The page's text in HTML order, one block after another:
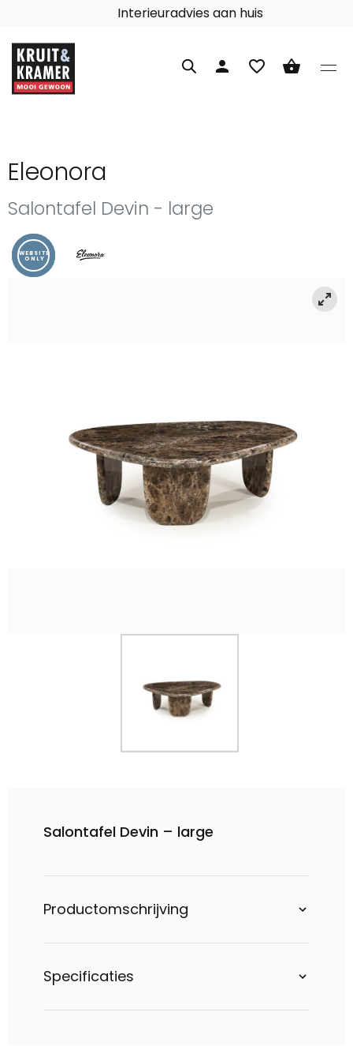
Interieuradvies aan huis
person favorite_border shopping_basket
Eleonora
Salontafel Devin - large
WEBSITE
ONLY
Salontafel Devin – large
Productomschrijving
Specificaties